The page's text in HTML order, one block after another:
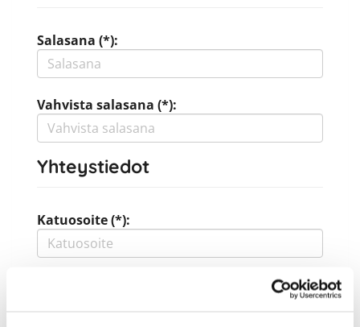
Salasana (*):
Vahvista salasana (*):
Yhteystiedot
Katuosoite (*):